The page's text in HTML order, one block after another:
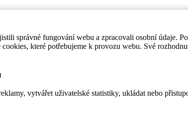
správné fungování webu a zpracovali osobní údaje.
které potřebujeme k provozu webu. Své
vytvářet uživatelské statistiky, ukládat nebo